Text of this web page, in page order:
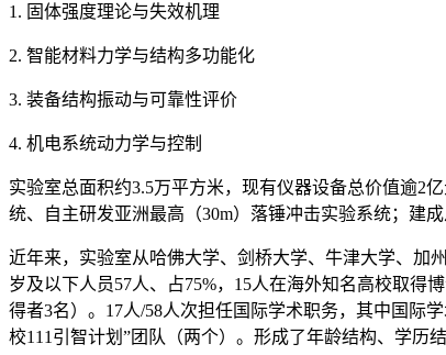
1. 固体强度理论与失效机理
2. 智能材料力学与结构多功能化
3. 装备结构振动与可靠性评价
4. 机电系统动力学与控制
实验室总面积约3.5万平方米，现有仪器设备总价值逾2
统、自主研发亚洲最高（30m）落锤冲击实验系统；建
近年来，实验室从哈佛大学、剑桥大学、牛津大学、加
岁及以下人员57人、占75%，15人在海外知名高校取得
得者3名）。17人/58人次担任国际学术职务，其中国际
校111引智计划”团队（两个）。形成了年龄结构、学历